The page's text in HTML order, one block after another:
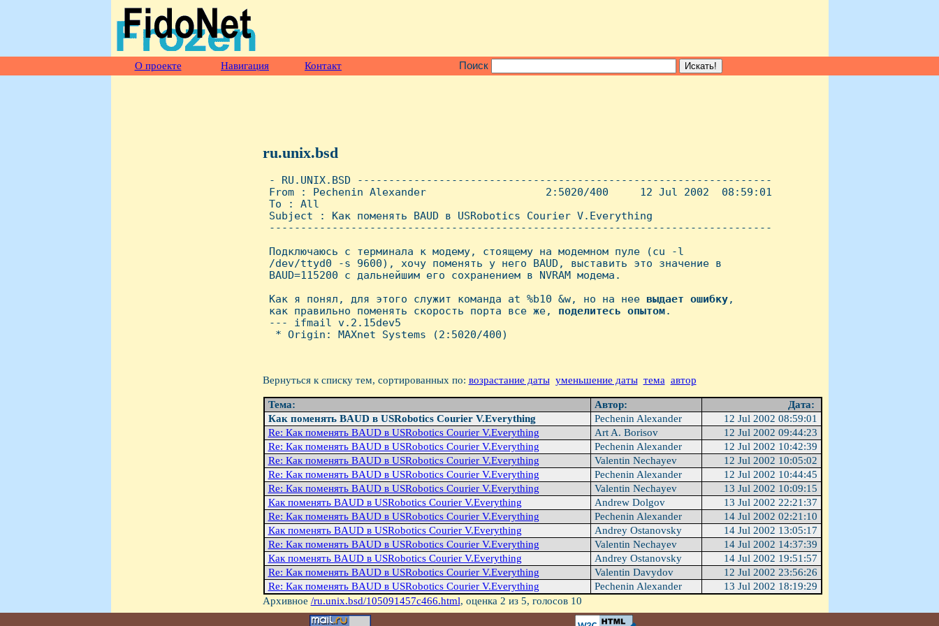
О проекте Навигация Контакт Поиск
ru.unix.bsd
- RU.UNIX.BSD ------------------------------------------------------------------
From : Pechenin Alexander                   2:5020/400     12 Jul 2002  08:59:01
To : All
Subject : Как поменять BAUD в USRobotics Courier V.Everything
--------------------------------------------------------------------------------
Подключаюсь с терминала к модему, стоящему на модемном пуле (cu -l
/dev/ttyd0 -s 9600), хочу поменять у него BAUD, выставить это значение в
BAUD=115200 с дальнейшим его сохранением в NVRAM модема.
Как я понял, для этого служит команда at %b10 &w, но на нее выдает ошибку,
как правильно поменять скорость порта все же, поделитесь опытом.
--- ifmail v.2.15dev5
  * Origin: MAXnet Systems (2:5020/400)
Вернуться к списку тем, сортированных по: возрастание даты уменьшение даты тема автор
Тема: Автор:
Дата:
Как поменять BAUD в USRobotics Courier V.Everything
Pechenin Alexander
12 Jul 2002 08:59:01
Re: Как поменять BAUD в USRobotics Courier V.Everything
Art A. Borisov
12 Jul 2002 09:44:23
Re: Как поменять BAUD в USRobotics Courier V.Everything
Pechenin Alexander
12 Jul 2002 10:42:39
Re: Как поменять BAUD в USRobotics Courier V.Everything
Valentin Nechayev
12 Jul 2002 10:05:02
Re: Как поменять BAUD в USRobotics Courier V.Everything
Pechenin Alexander
12 Jul 2002 10:44:45
Re: Как поменять BAUD в USRobotics Courier V.Everything
Valentin Nechayev
13 Jul 2002 10:09:15
Как поменять BAUD в USRobotics Courier V.Everything
Andrew Dolgov
13 Jul 2002 22:21:37
Re: Как поменять BAUD в USRobotics Courier V.Everything
Pechenin Alexander
14 Jul 2002 02:21:10
Как поменять BAUD в USRobotics Courier V.Everything
Andrey Ostanovsky
14 Jul 2002 13:05:17
Re: Как поменять BAUD в USRobotics Courier V.Everything
Valentin Nechayev
14 Jul 2002 14:37:39
Как поменять BAUD в USRobotics Courier V.Everything
Andrey Ostanovsky
14 Jul 2002 19:51:57
Re: Как поменять BAUD в USRobotics Courier V.Everything
Valentin Davydov
12 Jul 2002 23:56:26
Re: Как поменять BAUD в USRobotics Courier V.Everything
Pechenin Alexander
13 Jul 2002 18:19:29
Архивное /ru.unix.bsd/105091457c466.html, оценка 2 из 5, голосов 10